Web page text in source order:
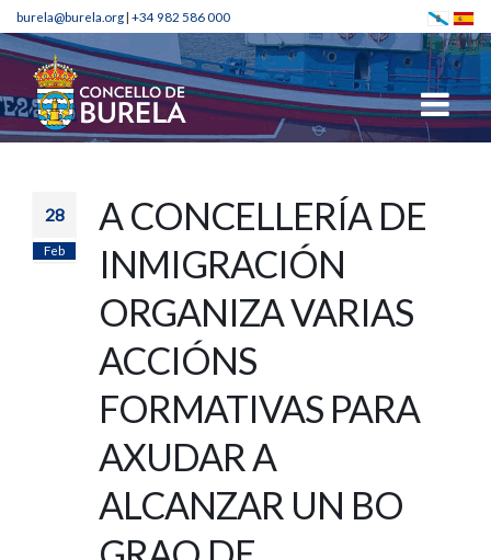
burela@burela.org| +34 982 586 000
28
Feb
A CONCELLERÍA DE
INMIGRACIÓN
ORGANIZA VARIAS
ACCIÓNS
FORMATIVAS PARA
AXUDAR A
ALCANZAR UN BO